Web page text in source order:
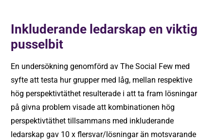
Inkluderande ledarskap en viktig
pusselbit
En undersökning genomförd av The Social Few med
syfte att testa hur grupper med låg, mellan respektive
hög perspektivtäthet resulterade i att ta fram lösningar
på givna problem visade att kombinationen hög
perspektivtäthet tillsammans med inkluderande
ledarskap gav 10 x flersvar/lösningar än motsvarande